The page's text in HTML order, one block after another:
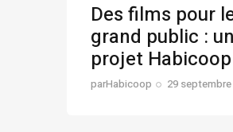
Des films pour
grand public : un
projet
parHabicoop 29